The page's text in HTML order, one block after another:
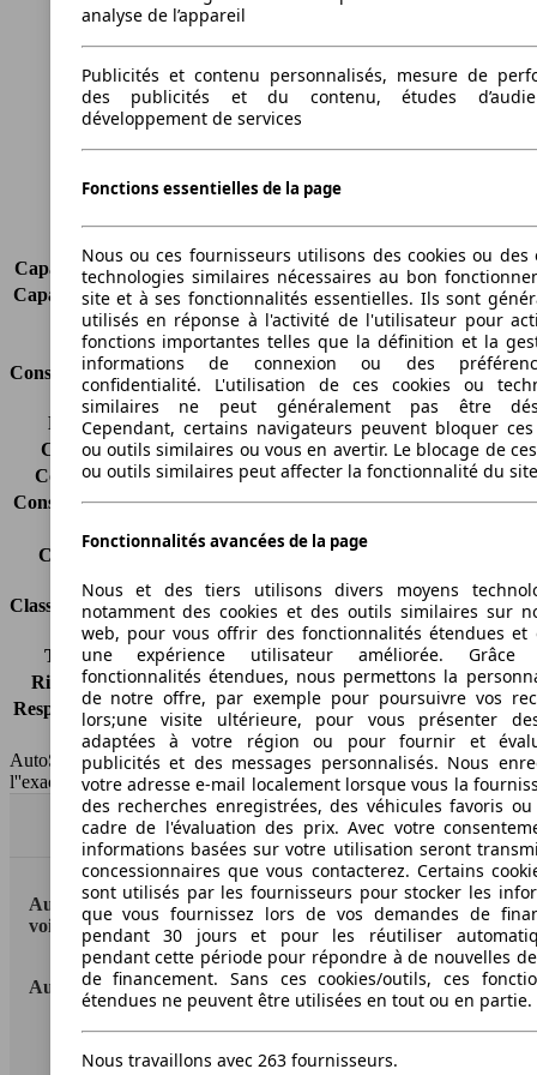
Longueur
Largeur
1786 mm
Empattement
2760 mm
Poids maximum
Portes
2
Capacité de remorquage (sans freins) -
Capacité de remorquage (avec freins) 1800 kg
Volume du coffre
-
Consommation
Émissions de CO2*
133 g/km (komb.)
Consommation (ville)
6.2 l/100km
Consommation (route)
4.5 l/100km
Consommation (combinée)* 5.1 l/100km
Classe d'émissions
Euro 5
Capacité du réservoir
Classes d'assurance
Tous risques
-
Risques partiels
-
Responsabilité civile -
HSN/TSN
n.c./n.c.
AutoScout24 France SAS décline toute responsabilité concernant
l''exactitude des indications fournies.
Haut
AutoScout24: la plus grande plateforme en ligne de
voitures en Europe
AutoScout24
analyse de l’appareil
Publicités et contenu personnalisés, mesure de
des publicités et du contenu, études
développement de services
Fonctions essentielles de la page
Nous ou ces fournisseurs utilisons des cookies ou des
technologies similaires nécessaires au bon
site et à ses fonctionnalités essentielles. Ils sont
utilisés en réponse à l'activité de l'utilisateur pour
fonctions importantes telles que la définition et la
informations de connexion ou des
confidentialité. L'utilisation de ces cookies ou
similaires ne peut généralement pas être
Cependant, certains navigateurs peuvent bloquer ces
ou outils similaires ou vous en avertir. Le blocage de
ou outils similaires peut affecter la fonctionnalité du
Fonctionnalités avancées de la page
Nous et des tiers utilisons divers moyens
notamment des cookies et des outils similaires sur
web, pour vous offrir des fonctionnalités étendues et
une expérience utilisateur améliorée.
fonctionnalités étendues, nous permettons la
de notre offre, par exemple pour poursuivre vos
lors;une visite ultérieure, pour vous présenter
adaptées à votre région ou pour fournir et
publicités et des messages personnalisés. Nous
votre adresse e-mail localement lorsque vous la
des recherches enregistrées, des véhicules favoris
cadre de l'évaluation des prix. Avec votre
informations basées sur votre utilisation seront
concessionnaires que vous contacterez. Certains
sont utilisés par les fournisseurs pour stocker les
que vous fournissez lors de vos demandes de
pendant 30 jours et pour les réutiliser
pendant cette période pour répondre à de nouvelles
de financement. Sans ces cookies/outils, ces
étendues ne peuvent être utilisées en tout ou en partie.
Nous travaillons avec 263 fournisseurs.